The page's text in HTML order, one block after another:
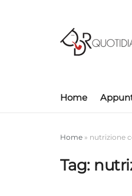
Home
Home » nutrizione
Tag: